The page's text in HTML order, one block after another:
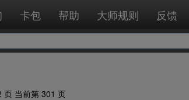
卡包 帮助 大师规则 反馈
页 当前第 301 页